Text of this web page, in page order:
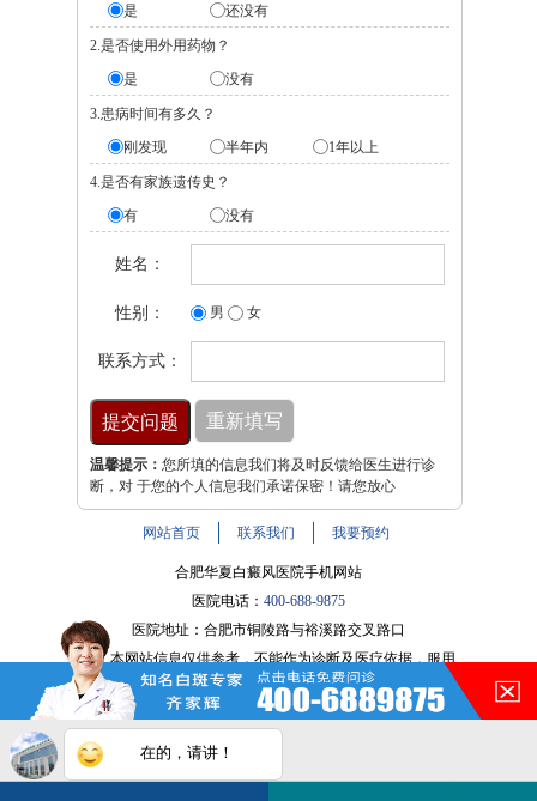
是
还没有
2.是否使用外用药物？
是
没有
3.患病时间有多久？
刚发现
半年内 1年以上
4.是否有家族遗传史？
有
没有
姓名：
性别： 男 女
联系方式：
温馨提示： 您所填的信息我们将及时反馈给医生进行诊
断，对 于您的个人信息我们承诺保密！请您放心
网站首页 联系我们 我要预约
合肥华夏白癜风医院手机网站
医院电话： 400-688-9875
医院地址：合肥市铜陵路与裕溪路交叉路口
注：本网站信息仅供参考，不能作为诊断及医疗依据，服用
药物或进行治疗时请遵医嘱。如有转载或引用文章涉及版权
问题，请与我们联系。
皖ICP备16014022号-9
在的，请讲！
您的白斑在什么部位？
白斑在线问医生